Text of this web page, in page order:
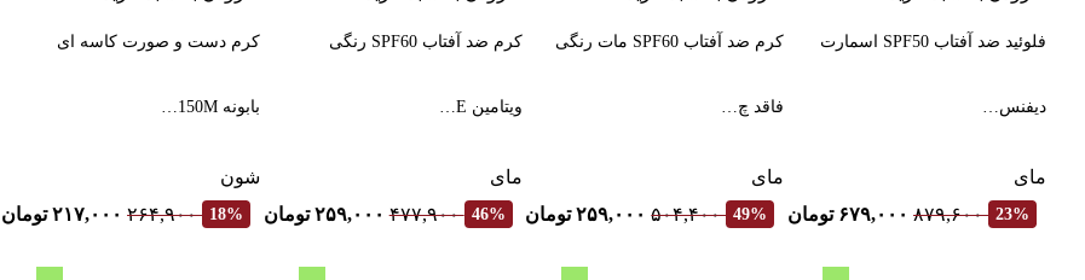
فلوئید ضد آفتاب SPF50 اسمارت
دیفنس…
مای
23% ۸۷۹,۶۰۰ ۶۷۹,۰۰۰ تومان
کرم ضد آفتاب SPF60 مات رنگی
فاقد چ…
مای
49% ۵۰۴,۴۰۰ ۲۵۹,۰۰۰ تومان
کرم ضد آفتاب SPF60 رنگی
ویتامین E…
مای
46% ۴۷۷,۹۰۰ ۲۵۹,۰۰۰ تومان
کرم دست و صورت کاسه ای
بابونه 150M…
شون
18% ۲۶۴,۹۰۰ ۲۱۷,۰۰۰ تومان